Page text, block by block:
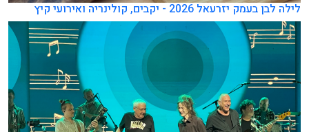
לילה לבן בעמק יזרעאל 2026 - יקבים, קולינריה ואירועי קיץ